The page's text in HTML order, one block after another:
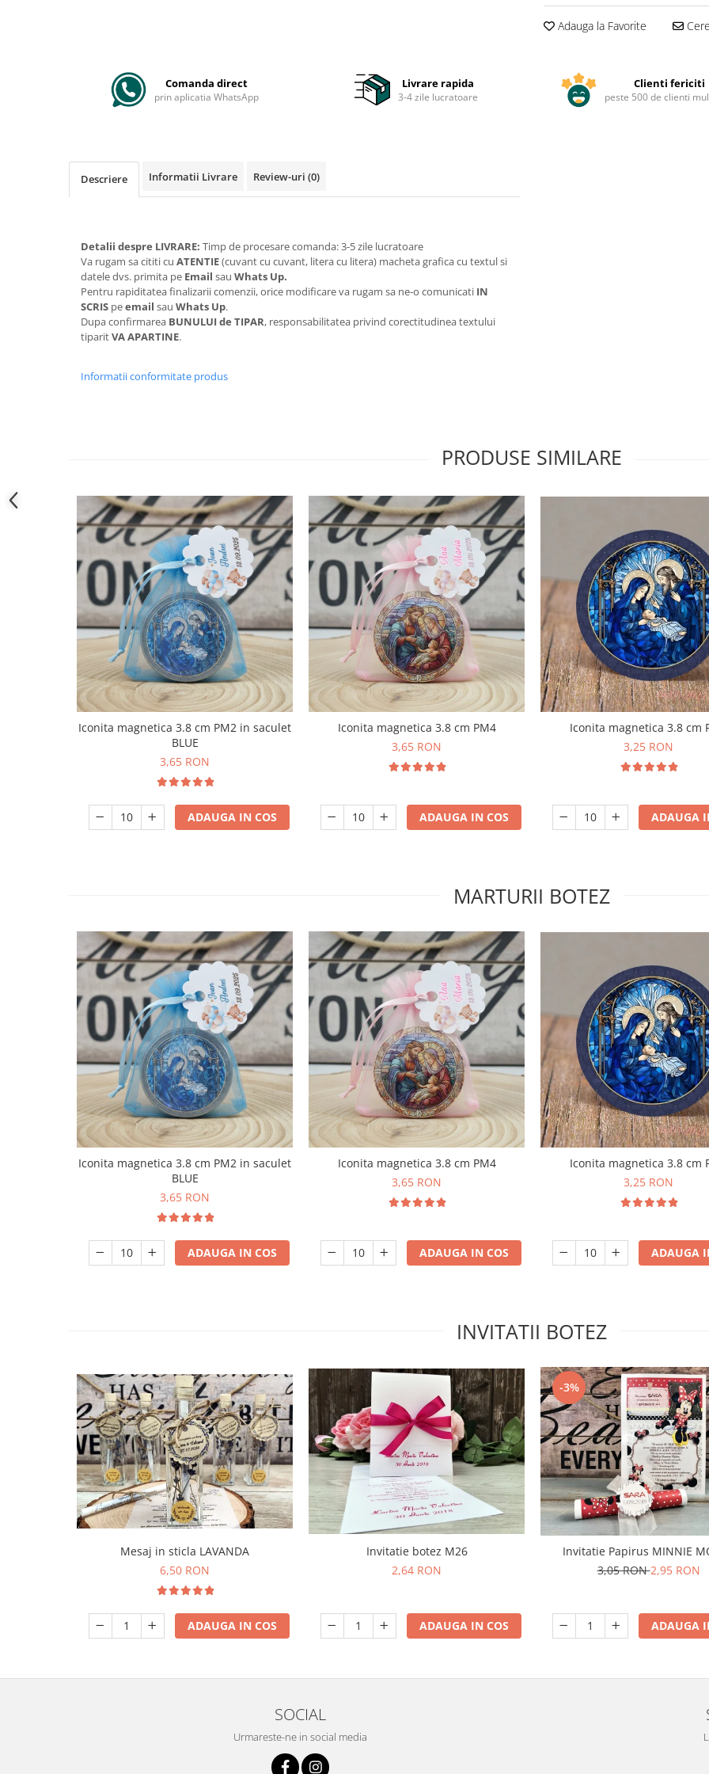
Adauga la Favorite
Comanda direct
prin aplicatia WhatsApp
Livrare rapida
3-4 zile lucratoare
Clienti fericiti
peste 500 de clienti
Descriere Informatii Livrare Review-uri (0)
Detalii despre LIVRARE: Timp de procesare comanda: 3-5 zile lucratoare
Va rugam sa cititi cu ATENTIE(cuvant cu cuvant, litera cu litera) macheta grafica cu textul si
datele dvs. primita pe Email sau Whats Up.
Pentru rapiditatea finalizarii comenzii, orice modificare va rugam sa ne-o comunicati IN
SCRIS peemail sau Whats Up.
Dupa confirmarea BUNULUI de TIPAR, responsabilitatea privind corectitudinea textului
tiparitVA APARTINE.
Informatii conformitate produs
PRODUSE SIMILARE
Iconita magnetica 3.8 cm PM2 in saculet
BLUE
3,65 RON
ADAUGA IN COS
Iconita magnetica 3.8 cm PM4
3,65 RON
ADAUGA IN COS
Iconita magnetica 3.8 cm
3,25 RON
ADAUGA
MARTURII BOTEZ
Iconita magnetica 3.8 cm PM2 in saculet
BLUE
3,65 RON
ADAUGA IN COS
Iconita magnetica 3.8 cm PM4
3,65 RON
ADAUGA IN COS
Iconita magnetica 3.8 cm
3,25 RON
ADAUGA
INVITATII BOTEZ
Mesaj in sticla LAVANDA
6,50 RON
ADAUGA IN COS
Invitatie botez M26
2,64 RON
ADAUGA IN COS
-3%
Invitatie Papirus MINNIE
3,05 RON2,95 RON
ADAUGA
SOCIAL
Urmareste-ne in social media